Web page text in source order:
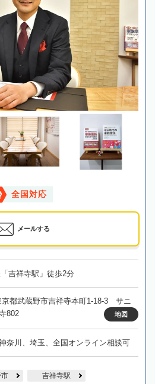
全国対応
メールする
吉祥寺駅」徒歩2分
京都武蔵野市吉祥寺本町1-18-3 サニ
802
地図
奈川、埼玉、全国オンライン相談可
吉祥寺駅